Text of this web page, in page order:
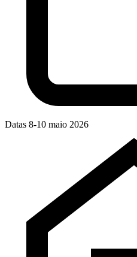
Datas 8-10 maio 2026